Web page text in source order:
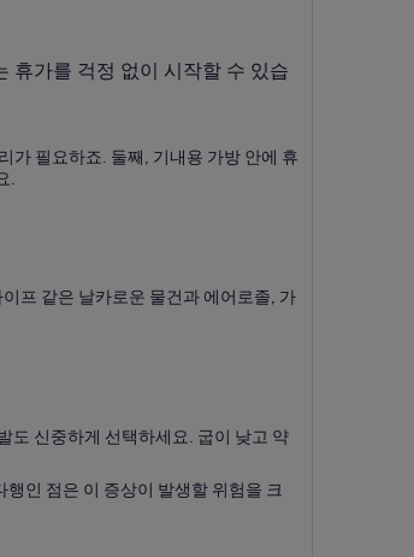
휴가를 걱정 없이 시작할 수 있습
가 필요하죠. 둘째, 기내용 가방 안에 휴
.
프 같은 날카로운 물건과 에어로졸, 가
도 신중하게 선택하세요. 굽이 낮고 약
인 점은 이 증상이 발생할 위험을 크